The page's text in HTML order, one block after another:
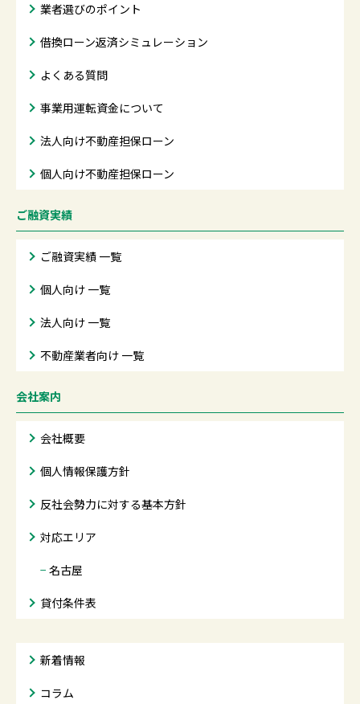
業者選びのポイント
借換ローン返済シミュレーション
よくある質問
事業用運転資金について
法人向け不動産担保ローン
個人向け不動産担保ローン
ご融資実績
ご融資実績 一覧
個人向け 一覧
法人向け 一覧
不動産業者向け 一覧
会社案内
会社概要
個人情報保護方針
反社会勢力に対する基本方針
対応エリア
− 名古屋
貸付条件表
新着情報
コラム